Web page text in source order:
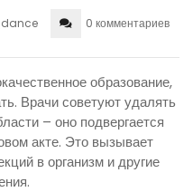
0 комментариев
образование,
Врачи советуют удалять
– оно подвергается
акте. Это вызывает
в организм и другие